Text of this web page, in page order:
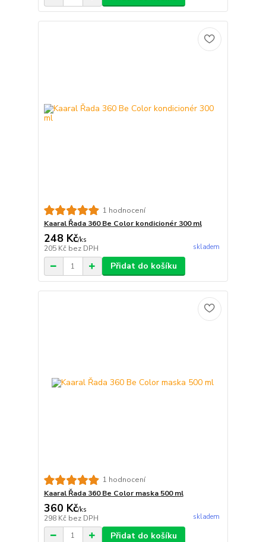
1 hodnocení
Kaaral Řada 360 Be Color kondicionér 300 ml
248 Kč/ks
205 Kč bez DPH skladem
Přidat do košíku
1 hodnocení
Kaaral Řada 360 Be Color maska 500 ml
360 Kč/ks
298 Kč bez DPH skladem
Přidat do košíku